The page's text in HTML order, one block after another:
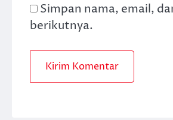
Simpan nama, email,
berikutnya.